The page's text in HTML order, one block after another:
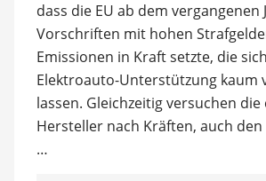
dass die EU ab dem vergangenen
Vorschriften mit hohen
Emissionen in Kraft setzte, die
Elektroauto-Unterstützung kaum
lassen. Gleichzeitig versuchen
Hersteller nach Kräften, auch den
…